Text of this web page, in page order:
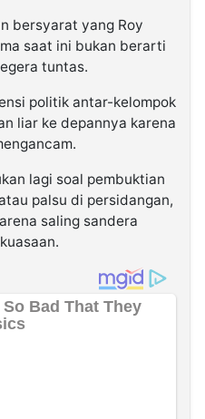
bersyarat yang Roy
saat ini bukan berarti
tuntas.
politik antar-kelompok
liar ke depannya karena
lagi soal pembuktian
palsu di persidangan,
saling sandera